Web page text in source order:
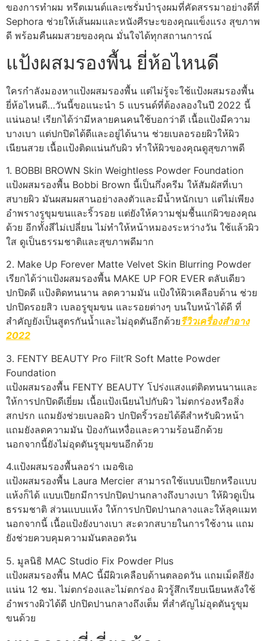
ของการทำผม ทรีตเมนต์และเซรั่มบำรุงผมที่คัดสรรมาอย่างดีที่
Sephora ช่วยให้เส้นผมและหนังศีรษะของคุณแข็งแรง สุขภาพ
ดี พร้อมคืนผมสวยของคุณ มั่นใจได้ทุกสถานการณ์
แป้งผสมรองพื้น ยี่ห้อไหนดี
ใครกำลังมองหาแป้งผสมรองพื้น แต่ไม่รู้จะใช้แป้งผสมรองพื้น
ยี่ห้อไหนดี…วันนี้ขอแนะนำ 5 แบรนด์ที่ต้องลองในปี 2022 นี้
แน่นอน! เรียกได้ว่ามีหลายคนคนใช้บอกว่าดี เนื้อแป้งมีความ
บางเบา แต่ปกปิดได้ดีและอยู่ได้นาน ช่วยเบลอรอยผิวให้ผิว
เนียนสวย เนื้อแป้งติดแน่นกับผิว ทำให้ผิวของคุณดูสุขภาพดี
1. BOBBI BROWN Skin Weightless Powder Foundation
แป้งผสมรองพื้น Bobbi Brown นี้เป็นกึ่งครีม ให้สัมผัสที่เบา
สบายผิว มันผสมผสานอย่างลงตัวและมีน้ำหนักเบา แต่ไม่เพียง
อำพรางรูขุมขนและริ้วรอย แต่ยังให้ความชุ่มชื้นแก่ผิวของคุณ
ด้วย อีกทั้งสีไม่เปลี่ยน ไม่ทำให้หน้าหมองระหว่างวัน ใช้แล้วผิว
ใส ดูเป็นธรรมชาติและสุขภาพดีมาก
2. Make Up Forever Matte Velvet Skin Blurring Powder
เรียกได้ว่าแป้งผสมรองพื้น MAKE UP FOR EVER ตลับเดียว
ปกปิดดี แป้งติดทนนาน ลดความมัน แป้งให้ผิวเคลือบด้าน ช่วย
ปกปิดรอยสิว เบลอรูขุมขน และรอยต่างๆ บนใบหน้าได้ดี ที่
สำคัญยังเป็นสูตรกันน้ำและไม่อุดตันอีกด้วยรีวิวเครื่องสำอาง
2022
3. FENTY BEAUTY Pro Filt’R Soft Matte Powder
Foundation
แป้งผสมรองพื้น FENTY BEAUTY โปร่งแสงแต่ติดทนนานและ
ให้การปกปิดดีเยี่ยม เนื้อแป้งเนียนไปกับผิว ไม่ตกร่องหรือสิ่ง
สกปรก แถมยังช่วยเบลอผิว ปกปิดริ้วรอยได้ดีสำหรับผิวหน้า
แถมยังลดความมัน ป้องกันเหงื่อและความร้อนอีกด้วย
นอกจากนี้ยังไม่อุดตันรูขุมขนอีกด้วย
4.แป้งผสมรองพื้นลอร่า เมอซิเอ
แป้งผสมรองพื้น Laura Mercier สามารถใช้แบบเปียกหรือแบบ
แห้งก็ได้ แบบเปียกมีการปกปิดปานกลางถึงบางเบา ให้ผิวดูเป็น
ธรรมชาติ ส่วนแบบแห้ง ให้การปกปิดปานกลางและให้ลุคแมท
นอกจากนี้ เนื้อแป้งยังบางเบา สะดวกสบายในการใช้งาน แถม
ยังช่วยควบคุมความมันตลอดวัน
5. มูลนิธิ MAC Studio Fix Powder Plus
แป้งผสมรองพื้น MAC นี้มีผิวเคลือบด้านตลอดวัน แถมเม็ดสียัง
แน่น 12 ชม. ไม่ตกร่องและไม่ตกร่อง ผิวรู้สึกเรียบเนียนหลังใช้
อำพรางผิวได้ดี ปกปิดปานกลางถึงเต็ม ที่สำคัญไม่อุดตันรูขุม
ขนด้วย